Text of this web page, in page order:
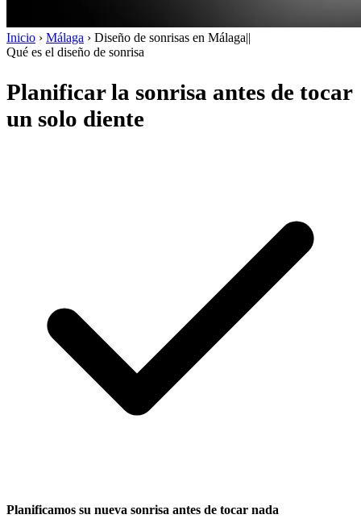
Inicio › Málaga › Diseño de sonrisas en Málaga||
Qué es el diseño de sonrisa
Planificar la sonrisa antes de tocar
un solo diente
Planificamos su nueva sonrisa antes de tocar nada